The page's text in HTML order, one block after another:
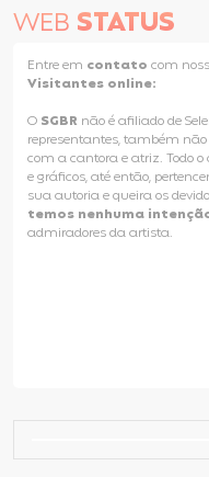
WEB STATUS
Entre em contato com
Visitantes online:
O SGBR não é afiliado de
representantes, também
com a cantora e atriz. Todo o
e gráficos, até então,
sua autoria e queira os
temos nenhuma
admiradores da artista.